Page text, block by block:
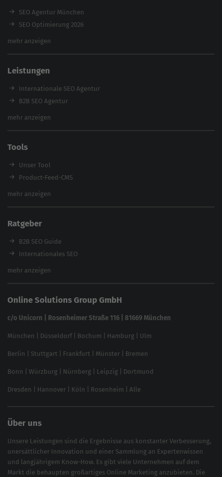
SEO Agentur München
SEO Optimierung 2026
Backlink-Audit 2026
Referenzen
E-Books
Magazin
mehr anzeigen
Leistungen
Internationale SEO Agentur
B2B SEO Agentur
Inhouse SEO Agentur
Enterprise SEO Agentur
Workshops
mehr anzeigen
Tools
Unser Tool
Product-Feed-CMS
Website Analyse
Backlink-Check
Ladezeiten-Check
Brand Protection Tool
Website SEO Check
feed2content.ai
mehr anzeigen
Ratgeber
B2B SEO Guide
Internationales SEO
eCommerce SEO
In ChatGPT gefunden werden
Linkbuilding 2025
Local SEO
SEO für Online Shops
Brand Monitoring 2025
mehr anzeigen
Online Solutions Group GmbH
c/o Unicorn | Rosenheimer Straße 116 | 81669 München
München Düsseldorf| Bochum Hamburg Ulm
Berlin Stuttgart Frankfurt Münster Bremen
Bonn Würzburg Nürnberg Leipzig Dortmund
Dresden Hannover Köln Rosenheim Alle
Über uns
Unsere Leistungen sind die Ergebnisse aus konstanter Verbesserung,
unersättlicher Innovation und einer Sammlung an Expertenwissen
und langjährigem Know-How. Es gibt viele Unternehmen auf dem
Markt die behaupten großartiges Online Marketing anzubieten. Die